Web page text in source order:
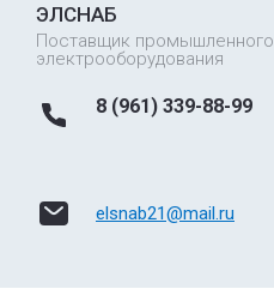
ЭЛСНАБ
Поставщик промышленного
электрооборудования
8 (961) 339-88-99
elsnab21@mail.ru